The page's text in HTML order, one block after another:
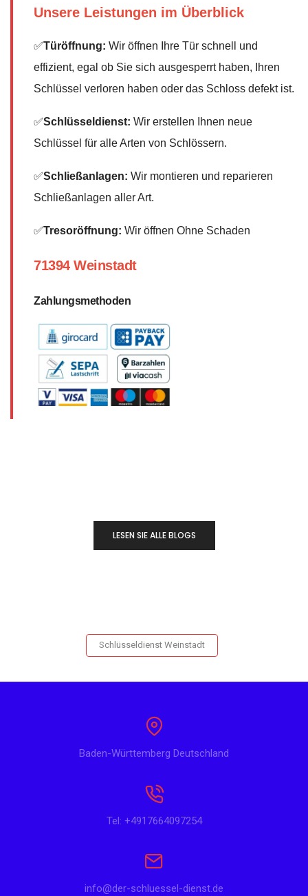
Unsere Leistungen im Überblick
✅Türöffnung: Wir öffnen Ihre Tür schnell und
effizient, egal ob Sie sich ausgesperrt haben, Ihren
Schlüssel verloren haben oder das Schloss defekt ist.
✅Schlüsseldienst: Wir erstellen Ihnen neue
Schlüssel für alle Arten von Schlössern.
✅Schließanlagen: Wir montieren und reparieren
Schließanlagen aller Art.
✅Tresoröffnung: Wir öffnen Ohne Schaden
71394 Weinstadt
Zahlungsmethoden
LESEN SIE ALLE BLOGS
Schlüsseldienst Weinstadt
Baden-Württemberg Deutschland
Tel: +4917664097254
info@der-schluessel-dienst.de